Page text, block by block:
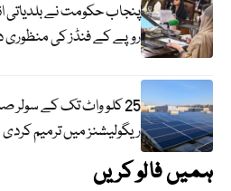
روپے کے فنڈز کی
25 کلو واٹ تک کے سولر
ریگولیشنز میں ترمیم کردی
ہمیں فالو کریں